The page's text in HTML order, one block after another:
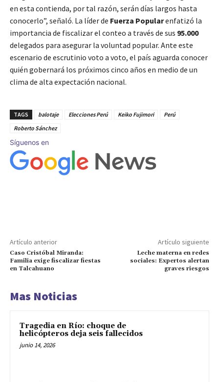
en esta contienda, por tal razón, serán días largos hasta
conocerlo”, señaló. La líder de Fuerza Popularenfatizó la
importancia de fiscalizar el conteo a través de sus 95.000
delegados para asegurar la voluntad popular. Ante este
escenario de escrutinio voto a voto, el país aguarda conocer
quién gobernará los próximos cinco años en medio de un
clima de alta expectación nacional.
TAGS balotaje Elecciones Perú Keiko Fujimori
Perú
Roberto Sánchez
Síguenos en
Artículo anterior
Caso Cristóbal Miranda:
Familia exige fiscalizar fiestas
en Talcahuano
Artículo siguiente
Leche materna en redes
sociales: Expertos alertan
graves riesgos
Mas Noticias
Tragedia en Río: choque de
helicópteros deja seis fallecidos
junio 14, 2026